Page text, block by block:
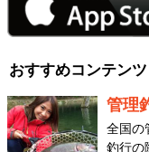
おすすめコンテンツ
管理
全国の
釣行の